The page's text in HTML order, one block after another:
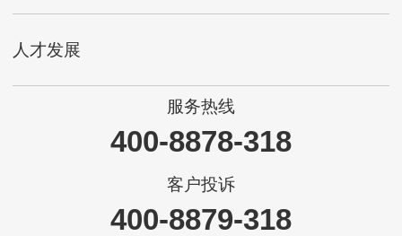
人才发展
服务热线
400-8878-318
客户投诉
400-8879-318